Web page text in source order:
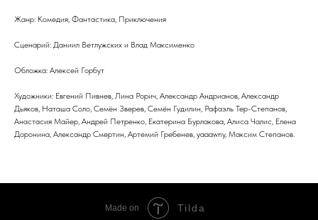
Жанр: Комедия, Фантастика, Приключения
Сценарий: Даниил Ветлужских и Влад Максименко
Обложка: Алексей Горбут
Художники: Евгений Пивнев, Лина Рорич, Александр Андрианов, Александр
Дьяков, Наташа Соло, Семён Зверев, Семён Гудилин, Рафаэль Тер-Степанов,
Анастасия Майер, Андрей Петренко, Екатерина Бурлакова, Алиса Чалис, Елена
Доронина, Александр Смертин, Артемий Гребенев, yaaawny, Максим Степанов.
Made on Tilda